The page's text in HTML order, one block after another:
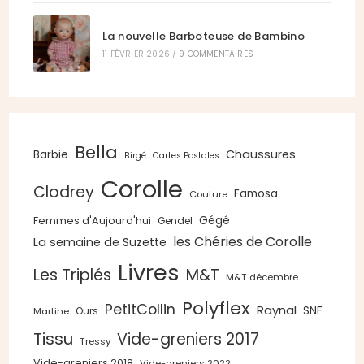
La nouvelle Barboteuse de Bambino
11 FÉVRIER 2026 / 9 COMMENTAIRES
Barbie Bella Birgé Cartes Postales Chaussures
Clodrey Corolle Couture Famosa
Femmes d'Aujourd'hui Gendel Gégé
La semaine de Suzette les Chéries de Corolle
Les Triplés Livres M&T M&T décembre
Martine Ours PetitCollin Polyflex Raynal SNF
Tissu Tressy Vide-greniers 2017